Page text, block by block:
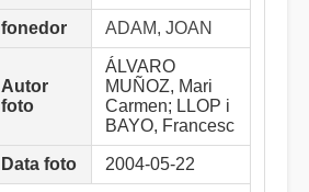
fonedor ADAM, JOAN
Autor
foto
ÁLVARO
MUÑOZ, Mari
Carmen; LLOP i
BAYO, Francesc
Data foto 2004-05-22